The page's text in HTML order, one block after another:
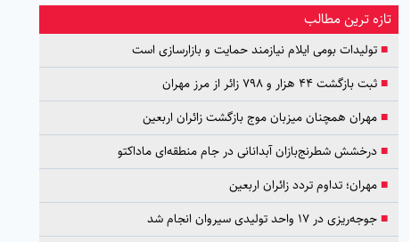
تازه ترین مطالب
■تولیدات بومی ایلام نیازمند حمایت و بازارسازی است
■ثبت بازگشت ۴۴ هزار و ۷۹۸ زائر از مرز مهران
■مهران همچنان میزبان موج بازگشت زائران اربعین
■درخشش شطرنج‌بازان آبدانانی در جام منطقه‌ای ماداکتو
■مهران؛ تداوم تردد زائران اربعین
■جوجه‌ریزی در ۱۷ واحد تولیدی سیروان انجام شد